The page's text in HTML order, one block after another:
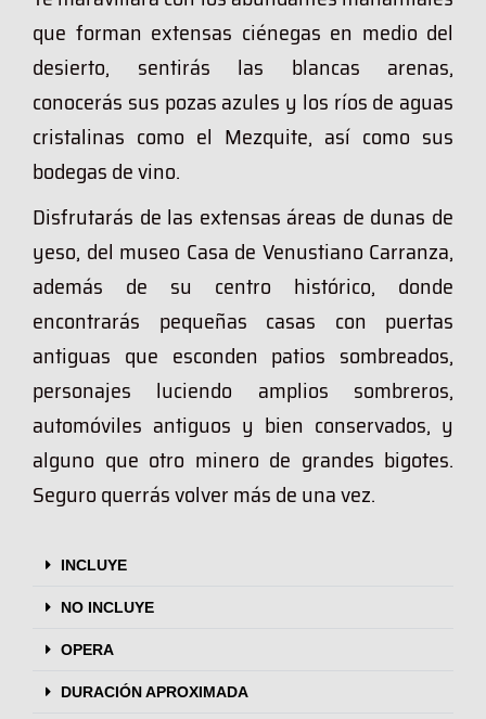
que forman extensas ciénegas en medio del
desierto, sentirás las blancas arenas,
conocerás sus pozas azules y los ríos de aguas
cristalinas como el Mezquite, así como sus
bodegas de vino.
Disfrutarás de las extensas áreas de dunas de
yeso, del museo Casa de Venustiano Carranza,
además de su centro histórico, donde
encontrarás pequeñas casas con puertas
antiguas que esconden patios sombreados,
personajes luciendo amplios sombreros,
automóviles antiguos y bien conservados, y
alguno que otro minero de grandes bigotes.
Seguro querrás volver más de una vez.
INCLUYE
NO INCLUYE
OPERA
DURACIÓN APROXIMADA